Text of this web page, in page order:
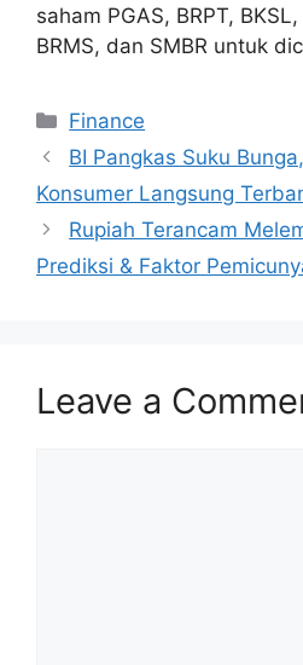
saham PGAS, BRPT,
BRMS, dan SMBR untuk
Categories
Finance
BI Pangkas Suku
Konsumer Langsung
Rupiah Terancam
Prediksi & Faktor
Leave a